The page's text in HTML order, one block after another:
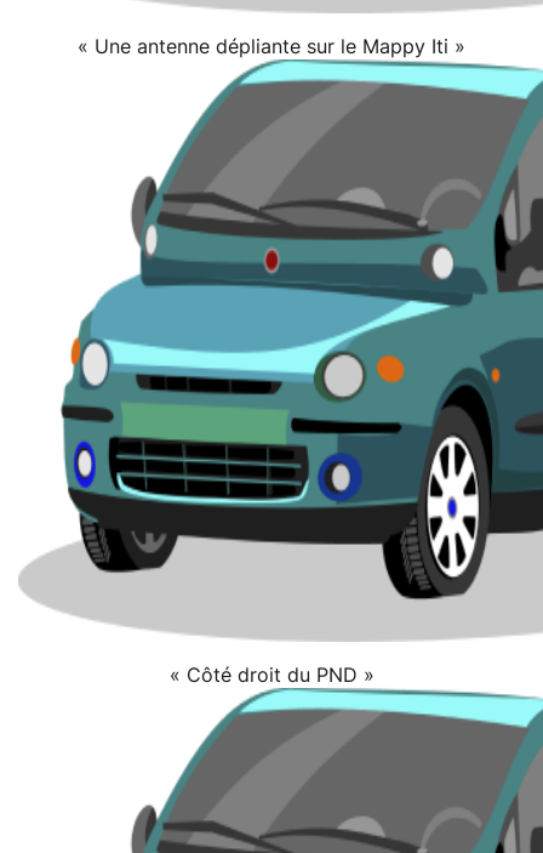
« Une antenne dépliante sur le Mappy Iti »
« Côté droit du PND »